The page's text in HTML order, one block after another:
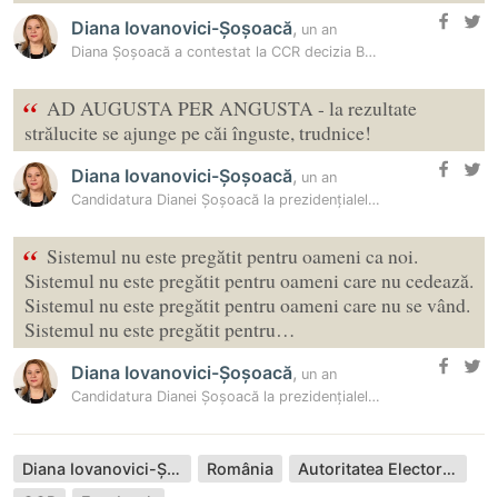
Diana Iovanovici-Șoșoacă, un an
Diana Șoșoacă a contestat la CCR decizia BEC de respingere a…
“ AD AUGUSTA PER ANGUSTA - la rezultate
strălucite se ajunge pe căi înguste, trudnice!
Diana Iovanovici-Șoșoacă, un an
Candidatura Dianei Șoșoacă la prezidențialele din România a fost…
“ Sistemul nu este pregătit pentru oameni ca noi.
Sistemul nu este pregătit pentru oameni care nu cedează.
Sistemul nu este pregătit pentru oameni care nu se vând.
Sistemul nu este pregătit pentru…
Diana Iovanovici-Șoșoacă, un an
Candidatura Dianei Șoșoacă la prezidențialele din România a fost…
Diana Iovanovici-Șoșoacă România
Autoritatea Electorală Permanentă